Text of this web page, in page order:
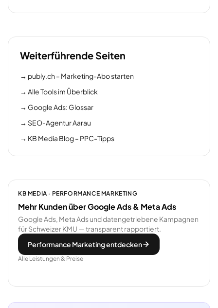
Weiterführende Seiten
→ publy.ch – Marketing-Abo starten
→ Alle Tools im Überblick
→ Google Ads: Glossar
→ SEO-Agentur Aarau
→ KB Media Blog – PPC-Tipps
KB MEDIA · PERFORMANCE MARKETING
Mehr Kunden über Google Ads & Meta Ads
Google Ads, Meta Ads und datengetriebene Kampagnen
für Schweizer KMU — transparent rapportiert.
Performance Marketing entdecken
Alle Leistungen & Preise